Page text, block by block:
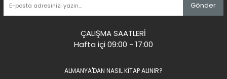
Gönder
ÇALIŞMA SAATLERİ
Hafta içi 09:00 - 17:00
ALMANYA'DAN NASIL KİTAP ALINIR?